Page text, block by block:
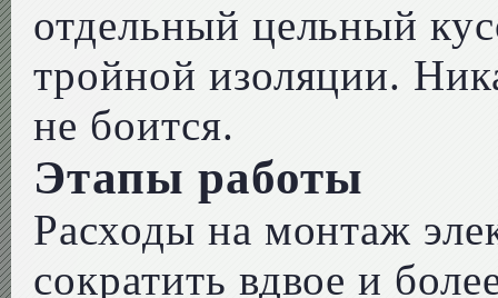
отдельный цельный
тройной изоляции.
не боится.
Этапы работы
Расходы на монтаж
сократить вдвое и